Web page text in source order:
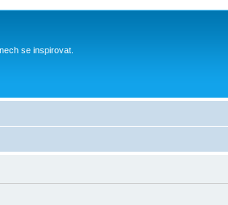
se inspirovat.